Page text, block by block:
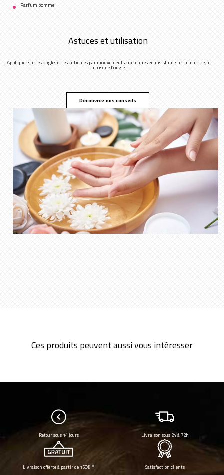
Parfum pomme
Astuces et utilisation
Appliquer sur les ongles et les cuticules par mouvements circulaires en insistant sur la matrice, à
la base de l’ongle.
Découvrez nos conseils
Ces produits peuvent aussi vous intéresser
Retour sous 14 jours Livraison sous 24 à 72h
Livraison offerte à partir de 150€HT Satisfaction clients